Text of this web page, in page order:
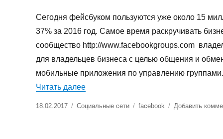
Сегодня фейсбуком пользуются уже около 15
37% за 2016 год. Самое время раскручивать
сообщество http://www.facebookgroups.com
для владельцев бизнеса с целью общения и
мобильные приложения по управлению группами.
Читать далее«Как раскрутить группу в Фейсбук»
Опубликовано
18.02.2017 Рубрики
Социальные сети Метки
facebook Добавить